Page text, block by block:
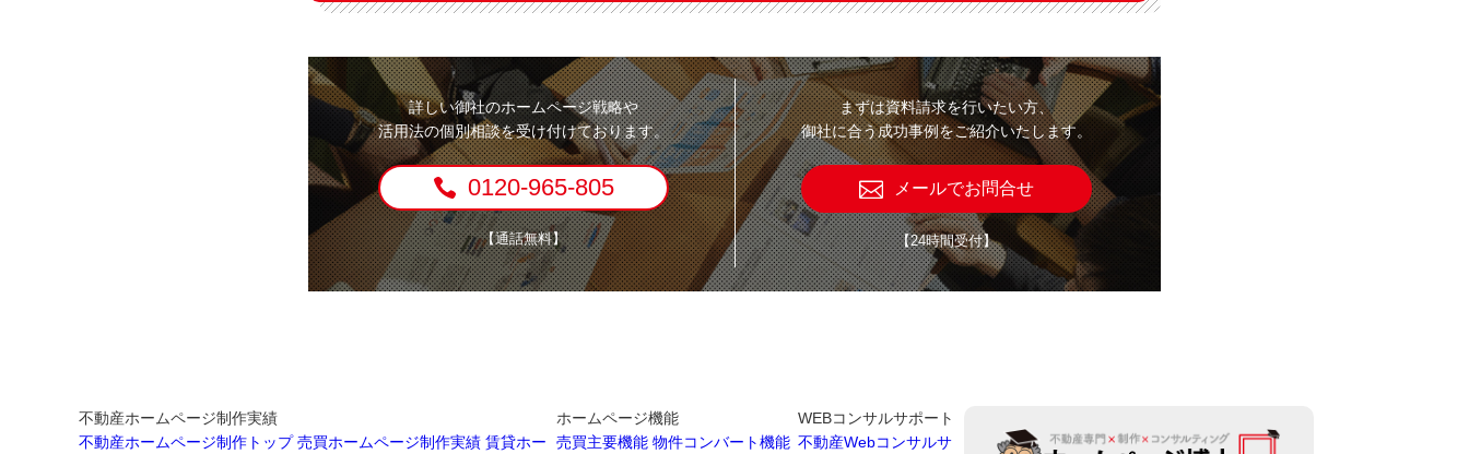
詳しい御社のホームページ戦略や
活用法の個別相談を受け付けております。
0120-965-805
【通話無料】
まずは資料請求を行いたい方、
御社に合う成功事例をご紹介いたします。
メールでお問合せ
【24時間受付】
不動産ホームページ制作実績
不動産ホームページ制作トップ 売買ホームページ制作実績 賃貸ホー
ホームページ機能
売買主要機能 物件コンバート機能
WEBコンサルサポート
不動産Webコンサルサ